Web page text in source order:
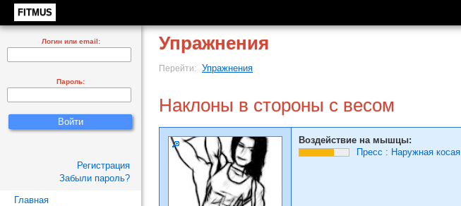
FITMUS
Упражнения
Перейти: Упражнения
Наклоны в стороны с весом
Воздействие на мышцы:
Пресс : Наружная косая
Логин или email:
Пароль:
Регистрация
Забыли пароль?
Главная